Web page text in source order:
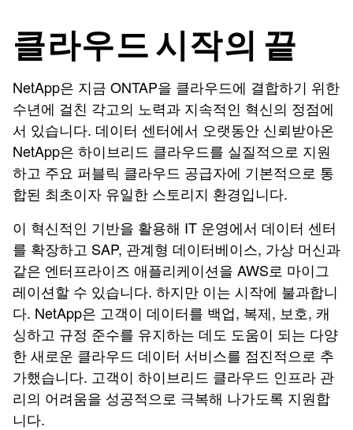
클라우드 시작의 끝
NetApp은 지금 ONTAP을 클라우드에 결합하기 위한
수년에 걸친 각고의 노력과 지속적인 혁신의 정점에
서 있습니다. 데이터 센터에서 오랫동안 신뢰받아온
NetApp은 하이브리드 클라우드를 실질적으로 지원
하고 주요 퍼블릭 클라우드 공급자에 기본적으로 통
합된 최초이자 유일한 스토리지 환경입니다.
이 혁신적인 기반을 활용해 IT 운영에서 데이터 센터
를 확장하고 SAP, 관계형 데이터베이스, 가상 머신과
같은 엔터프라이즈 애플리케이션을 AWS로 마이그
레이션할 수 있습니다. 하지만 이는 시작에 불과합니
다. NetApp은 고객이 데이터를 백업, 복제, 보호, 캐
싱하고 규정 준수를 유지하는 데도 도움이 되는 다양
한 새로운 클라우드 데이터 서비스를 점진적으로 추
가했습니다. 고객이 하이브리드 클라우드 인프라 관
리의 어려움을 성공적으로 극복해 나가도록 지원합
니다.